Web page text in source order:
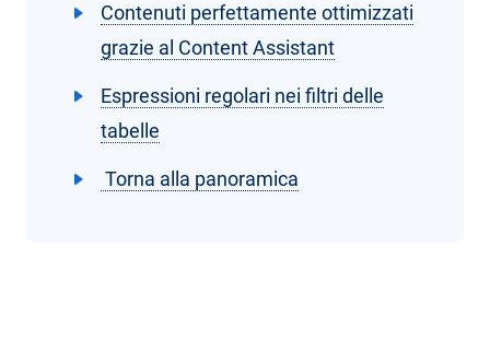
Contenuti perfettamente ottimizzati
grazie al Content Assistant
Espressioni regolari nei filtri delle
tabelle
Torna alla panoramica